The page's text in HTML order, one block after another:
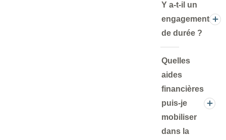
Y a-t-il un
engagement
de durée ?
Quelles
aides
financières
puis-je
mobiliser
dans la